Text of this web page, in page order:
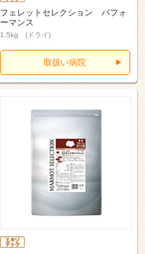
フェレットセレクション パフォ
ーマンス
1.5kg (ドライ)
取扱い病院